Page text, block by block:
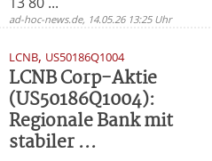
ad-hoc-news.de, 14.05.26 13:25 Uhr
LCNB, US50186Q1004
LCNB Corp-Aktie
(US50186Q1004):
Regionale Bank mit
stabiler ...